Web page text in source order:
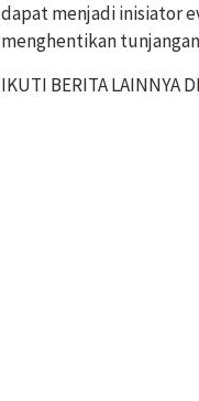
dapat menjadi inisiator
menghentikan
IKUTI BERITA LAINNYA DI